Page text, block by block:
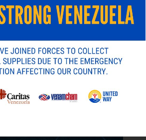
El arte de inspirar: Muebles Bima celebra 32 años en el corazón de los hogares y espacios de trabajo de los venezolanos La era de la «Empresa Autónoma»: ABSIDE revoluciona la Gestión del Talento Humano con Inteligencia Artificial nativa